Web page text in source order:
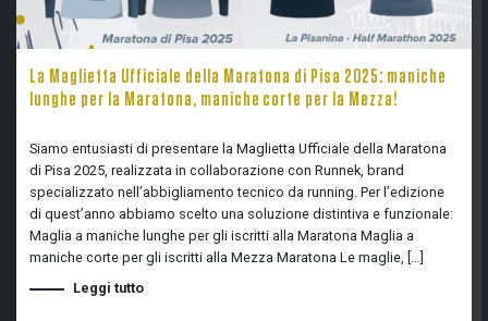
La Maglietta Ufficiale della Maratona di Pisa 2025: maniche
lunghe per la Maratona, maniche corte per la Mezza!
Siamo entusiasti di presentare la Maglietta Ufficiale della Maratona
di Pisa 2025, realizzata in collaborazione con Runnek, brand
specializzato nell’abbigliamento tecnico da running. Per l’edizione
di quest’anno abbiamo scelto una soluzione distintiva e funzionale:
Maglia a maniche lunghe per gli iscritti alla Maratona Maglia a
maniche corte per gli iscritti alla Mezza Maratona Le maglie, […]
Leggi tutto